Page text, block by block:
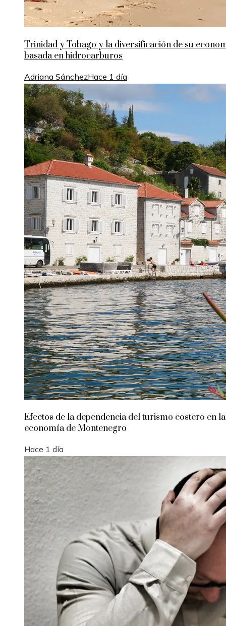
Trinidad y Tobago y la diversificación de su
basada en hidrocarburos
Adriana SánchezHace 1 día
Efectos de la dependencia del turismo costero en la
economía de Montenegro
Hace 1 día